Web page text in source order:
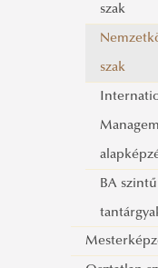
Záróvizsga
Általános
Aktuális
és
Korábbi
és
Hallgatói
Nyelvi
felmentés
Órarend és
Országház
szak
szak
BA